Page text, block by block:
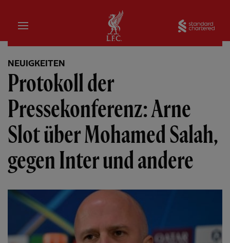
Startseite
NEUIGKEITEN
Protokoll der
Pressekonferenz: Arne
Slot über Mohamed Salah,
gegen Inter und andere